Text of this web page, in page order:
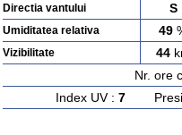
Directia vantului S
Umiditatea relativa 49
Vizibilitate 44
Nr. ore
Index UV : 7